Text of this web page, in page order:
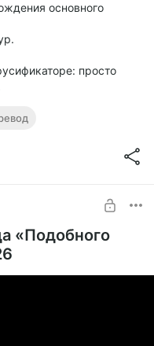
основного
просто
«Подобного